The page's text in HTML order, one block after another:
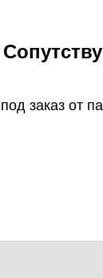
заказ от